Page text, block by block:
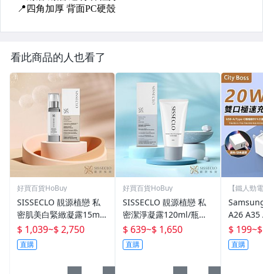
看此商品的人也看了
好買百貨HoBuy
SISSECLO 靚源植戀 私
密肌美白緊緻凝露15ml/
瓶 美白私密肌 私密緊緻
凝露☆溫溫老闆☆
$ 1,039~$ 2,750
直購
好買百貨HoBuy
SISSECLO 靚源植戀 私
密潔淨凝露120ml/瓶☆
溫溫老闆☆
$ 639~$ 1,650
直購
【鐵人勁
A26 A35
56 快速
器 充電組
$ 199~
直購